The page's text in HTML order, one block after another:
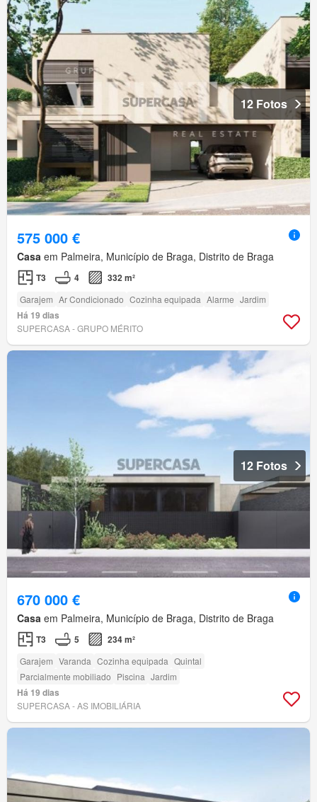
12 Fotos
575 000 €
Casa em Palmeira, Município de Braga, Distrito de Braga
T3 4 332 m²
Garajem Ar Condicionado Cozinha equipada Alarme Jardim
Há 19 dias
SUPERCASA - GRUPO MÉRITO
12 Fotos
670 000 €
Casa em Palmeira, Município de Braga, Distrito de Braga
T3 5 234 m²
Garajem Varanda Cozinha equipada Quintal
Parcialmente mobiliado Piscina Jardim
Há 19 dias
SUPERCASA - AS IMOBILIÁRIA